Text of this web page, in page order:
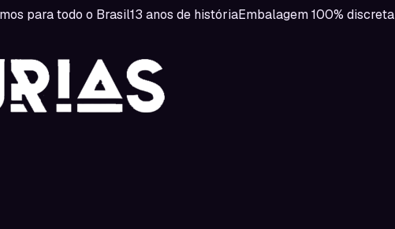
para todo o Brasil13 anos de históriaEmbalagem 100% discreta